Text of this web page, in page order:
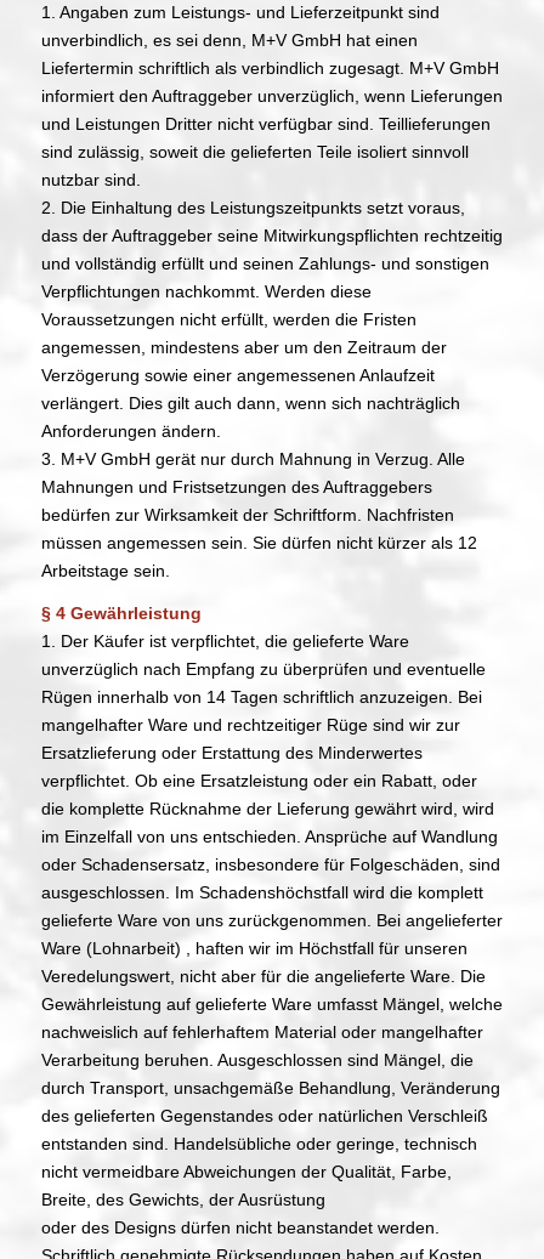
1. Angaben zum Leistungs- und Lieferzeitpunkt sind
unverbindlich, es sei denn, M+V GmbH hat einen
Liefertermin schriftlich als verbindlich zugesagt. M+V GmbH
informiert den Auftraggeber unverzüglich, wenn Lieferungen
und Leistungen Dritter nicht verfügbar sind. Teillieferungen
sind zulässig, soweit die gelieferten Teile isoliert sinnvoll
nutzbar sind.
2. Die Einhaltung des Leistungszeitpunkts setzt voraus,
dass der Auftraggeber seine Mitwirkungspflichten rechtzeitig
und vollständig erfüllt und seinen Zahlungs- und sonstigen
Verpflichtungen nachkommt. Werden diese
Voraussetzungen nicht erfüllt, werden die Fristen
angemessen, mindestens aber um den Zeitraum der
Verzögerung sowie einer angemessenen Anlaufzeit
verlängert. Dies gilt auch dann, wenn sich nachträglich
Anforderungen ändern.
3. M+V GmbH gerät nur durch Mahnung in Verzug. Alle
Mahnungen und Fristsetzungen des Auftraggebers
bedürfen zur Wirksamkeit der Schriftform. Nachfristen
müssen angemessen sein. Sie dürfen nicht kürzer als 12
Arbeitstage sein.
§ 4 Gewährleistung
1. Der Käufer ist verpflichtet, die gelieferte Ware
unverzüglich nach Empfang zu überprüfen und eventuelle
Rügen innerhalb von 14 Tagen schriftlich anzuzeigen. Bei
mangelhafter Ware und rechtzeitiger Rüge sind wir zur
Ersatzlieferung oder Erstattung des Minderwertes
verpflichtet. Ob eine Ersatzleistung oder ein Rabatt, oder
die komplette Rücknahme der Lieferung gewährt wird, wird
im Einzelfall von uns entschieden. Ansprüche auf Wandlung
oder Schadensersatz, insbesondere für Folgeschäden, sind
ausgeschlossen. Im Schadenshöchstfall wird die komplett
gelieferte Ware von uns zurückgenommen. Bei angelieferter
Ware (Lohnarbeit) , haften wir im Höchstfall für unseren
Veredelungswert, nicht aber für die angelieferte Ware. Die
Gewährleistung auf gelieferte Ware umfasst Mängel, welche
nachweislich auf fehlerhaftem Material oder mangelhafter
Verarbeitung beruhen. Ausgeschlossen sind Mängel, die
durch Transport, unsachgemäße Behandlung, Veränderung
des gelieferten Gegenstandes oder natürlichen Verschleiß
entstanden sind. Handelsübliche oder geringe, technisch
nicht vermeidbare Abweichungen der Qualität, Farbe,
Breite, des Gewichts, der Ausrüstung
oder des Designs dürfen nicht beanstandet werden.
Schriftlich genehmigte Rücksendungen haben auf Kosten